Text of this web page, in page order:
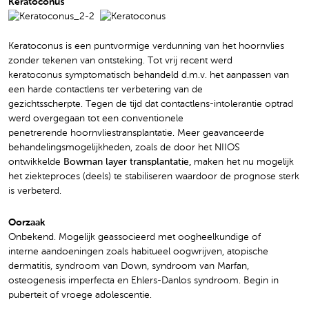
Keratoconus
Keratoconus is een puntvormige verdunning van het hoornvlies
zonder tekenen van ontsteking. Tot vrij recent werd
keratoconus symptomatisch behandeld d.m.v. het aanpassen van
een harde contactlens ter verbetering van de
gezichtsscherpte. Tegen de tijd dat contactlens-intolerantie optrad
werd overgegaan tot een conventionele
penetrerende hoornvliestransplantatie. Meer geavanceerde
behandelingsmogelijkheden, zoals de door het NIIOS
ontwikkelde Bowman layer transplantatie,
maken het nu mogelijk
het ziekteproces (deels) te stabiliseren waardoor de prognose sterk
is verbeterd.
Oorzaak
Onbekend. Mogelijk geassocieerd met oogheelkundige of
interne aandoeningen zoals habitueel oogwrijven, atopische
dermatitis, syndroom van Down, syndroom van Marfan,
osteogenesis imperfecta en Ehlers-Danlos syndroom. Begin in
puberteit of vroege adolescentie.